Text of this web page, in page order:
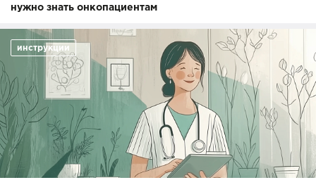
нужно знать онкопациентам
инструкции